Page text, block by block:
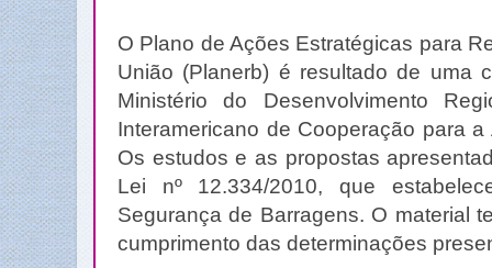
O Plano de Ações Estratégicas para
União (Planerb) é resultado de uma
Ministério do Desenvolvimento
Interamericano de Cooperação para
Os estudos e as propostas
Lei nº 12.334/2010, que
Segurança de Barragens. O material
cumprimento das determinações